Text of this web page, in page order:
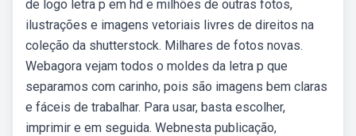
de logo letra p em hd e milhões de outras fotos,
ilustrações e imagens vetoriais livres de direitos na
coleção da shutterstock. Milhares de fotos novas.
Webagora vejam todos o moldes da letra p que
separamos com carinho, pois são imagens bem claras
e fáceis de trabalhar. Para usar, basta escolher,
imprimir e em seguida. Webnesta publicação,